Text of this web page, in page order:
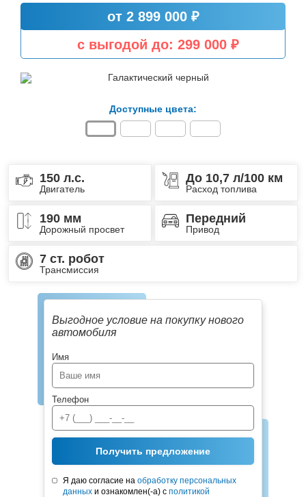
150 л.с.
Двигатель
До 10,7 л/100 км
Расход топлива
190 мм
Дорожный просвет
Передний
Привод
7 ст. робот
Трансмиссия
от 2 899 000 ₽
с выгодой до: 299 000 ₽
Доступные цвета:
Выгодное условие на покупку нового
автомобиля
Имя
Телефон
Получить предложение
Я даю согласие на обработку персональных
данных и ознакомлен(-а) с политикой